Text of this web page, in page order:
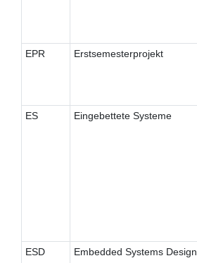
EPR Erstsemesterprojekt
ES Eingebettete Systeme
ESD Embedded Systems Design